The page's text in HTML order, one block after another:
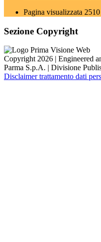
Pagina visualizzata 2510
Sezione Copyright
Copyright 2026 | Engineered
Parma S.p.A. | Divisione
Disclaimer trattamento dati